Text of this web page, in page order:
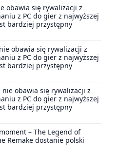
obawia się rywalizacji z
z PC do gier z najwyższej
bardziej przystępny
obawia się rywalizacji z
z PC do gier z najwyższej
bardziej przystępny
nie obawia się rywalizacji z
z PC do gier z najwyższej
bardziej przystępny
– The Legend of
Remake dostanie polski